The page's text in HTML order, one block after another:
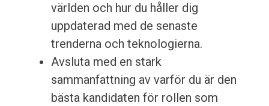
världen och hur du håller dig
uppdaterad med de senaste
trenderna och teknologierna.
Avsluta med en stark
sammanfattning av varför du är den
bästa kandidaten för rollen som